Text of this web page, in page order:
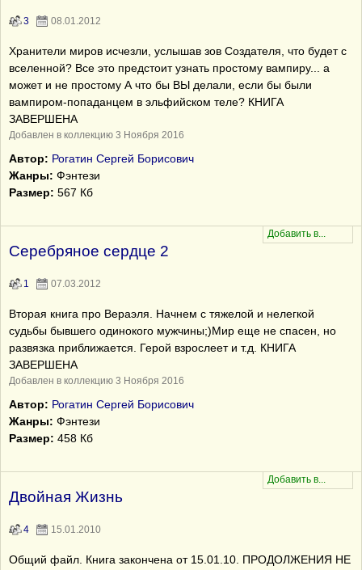
3 08.01.2012
Хранители миров исчезли, услышав зов Создателя, что будет с
вселенной? Все это предстоит узнать простому вампиру... а
может и не простому А что бы ВЫ делали, если бы были
вампиром-попаданцем в эльфийском теле? КНИГА
ЗАВЕРШЕНА
Добавлен в коллекцию 3 Ноября 2016
Автор: Рогатин Сергей Борисович
Жанры: Фэнтези
Размер: 567 Кб
Серебряное сердце 2
1 07.03.2012
Вторая книга про Вераэля. Начнем с тяжелой и нелегкой
судьбы бывшего одинокого мужчины;)Мир еще не спасен, но
развязка приближается. Герой взрослеет и т.д. КНИГА
ЗАВЕРШЕНА
Добавлен в коллекцию 3 Ноября 2016
Автор: Рогатин Сергей Борисович
Жанры: Фэнтези
Размер: 458 Кб
Двойная Жизнь
4 15.01.2010
Общий файл. Книга закончена от 15.01.10. ПРОДОЛЖЕНИЯ НЕ